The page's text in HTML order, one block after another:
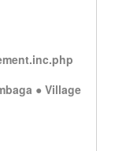
● Village